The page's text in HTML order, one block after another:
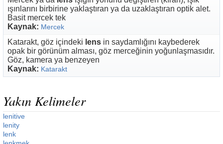
ışınlarını birbirine yaklaştıran ya da uzaklaştıran optik alet.
Basit mercek tek
Kaynak: Mercek
Katarakt, göz içindeki lens in saydamlığını kaybederek
opak bir görünüm alması, göz merceğinin yoğunlaşmasıdır.
Göz, kamera ya benzeyen
Kaynak: Katarakt
Yakın Kelimeler
lenitive
lenity
lenk